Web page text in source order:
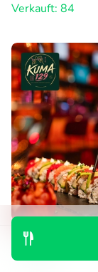
Verkauft: 84
Japans 3-